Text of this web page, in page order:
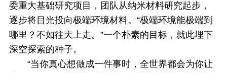
委重大基础研究项目，团队从纳米材料研究起步，
逐步将目光投向极端环境材料。“极端环境能极端到
哪里？不如往天上走。”一个朴素的目标，就此埋下
深空探索的种子。
“当你真心想做成一件事时，全世界都会为你让